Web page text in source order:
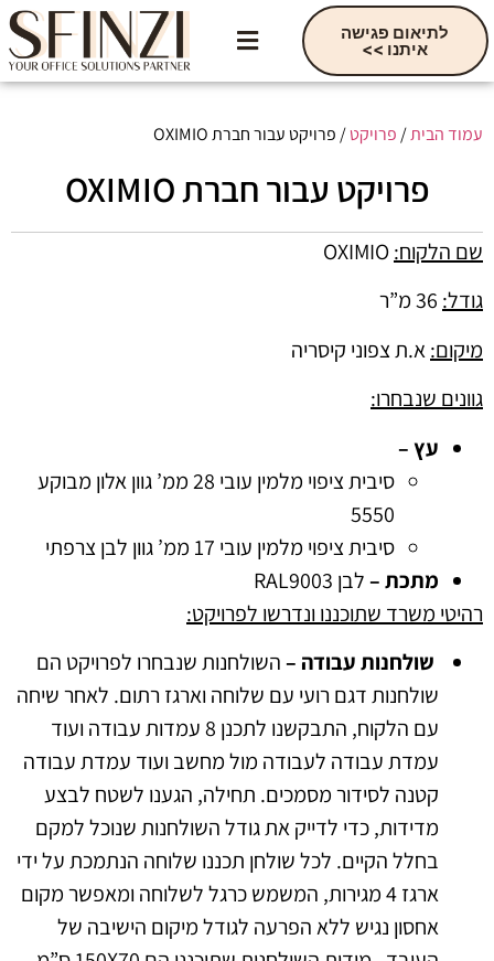
לתיאום פגישה
איתנו >>
עמוד הבית/ פרויקט/ פרויקט עבור חברת OXIMIO
פרויקט עבור חברת OXIMIO
שם הלקוח:
גודל:
מיקום:א.ת צפוני קיסריה
גוונים שנבחרו:
עץ –
סיבית ציפוי מלמין עובי 28 ממ’ גוון אלון מבוקע
5550
סיבית ציפוי מלמין עובי 17 ממ’ גוון לבן צרפתי
מתכת –לבן RAL9003
רהיטי משרד שתוכננו ונדרשו לפרויקט:
שולחנות עבודה –השולחנות שנבחרו לפרויקט הם
שולחנות דגם רועי עם שלוחה וארגז רתום. לאחר שיחה
עם הלקוח, התבקשנו לתכנן 8 עמדות עבודה ועוד
עמדת עבודה לעבודה מול מחשב ועוד עמדת עבודה
קטנה לסידור מסמכים. תחילה, הגענו לשטח לבצע
מדידות, כדי לדייק את גודל השולחנות שנוכל למקם
בחלל הקיים. לכל שולחן תכננו שלוחה הנתמכת על ידי
ארגז 4 מגירות, המשמש כרגל לשלוחה ומאפשר מקום
אחסון נגיש ללא הפרעה לגודל מיקום הישיבה של